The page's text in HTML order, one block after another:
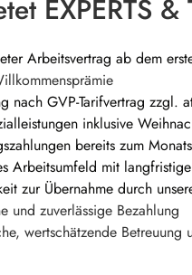
EXPERTS &
Arbeitsvertrag ab dem
nach GVP-Tarifvertrag zzgl.
inklusive
bereits zum
Arbeitsumfeld mit
zur Übernahme durch
und zuverlässige Bezahlung
wertschätzende